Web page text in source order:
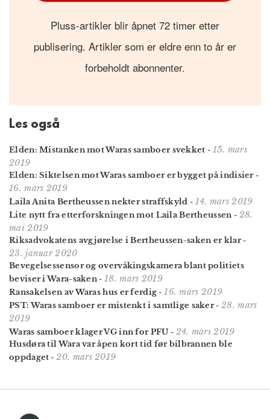
Pluss-artikler blir åpnet 72 timer etter
publisering. Artikler som er eldre enn to år er
forbeholdt abonnenter.
Les også
Elden: Mistanken mot Waras samboer svekket - 15. mars
2019
Elden: Siktelsen mot Waras samboer er bygget på indisier-
16. mars 2019
Laila Anita Bertheussen nekter straffskyld - 14. mars 2019
Lite nytt fra etterforskningen mot Laila Bertheussen- 28.
mai 2019
Riksadvokatens avgjørelse i Bertheussen-saken er klar-
23. januar 2020
Bevegelsessensor og overvåkingskamera blant politiets
beviser i Wara-saken-18. mars 2019
Ransakelsen av Waras hus er ferdig -16. mars 2019
PST: Waras samboer er mistenkt i samtlige saker-28. mars
2019
Waras samboer klager VG inn for PFU- 24. mars 2019
Husdøra til Wara var åpen kort tid før bilbrannen ble
oppdaget -20. mars 2019